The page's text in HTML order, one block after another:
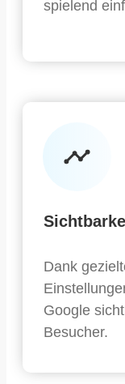
spielend
Dank
Google
Besucher.